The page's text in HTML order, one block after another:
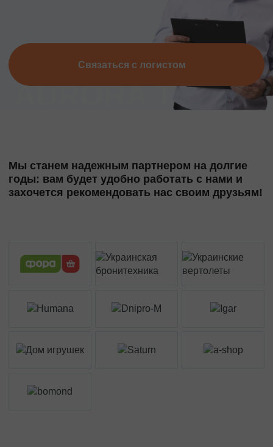
Связаться с логистом
Мы станем надежным партнером на долгие
годы: вам будет удобно работать с нами и
захочется рекомендовать нас своим друзьям!